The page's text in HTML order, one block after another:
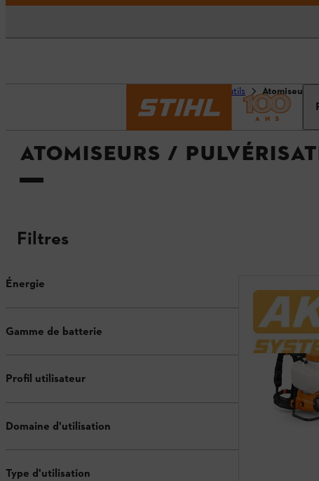
Machines & outils Atomiseurs /
ATOMISEURS /
Filtres
Énergie
Gamme de batterie
Profil utilisateur
Domaine d'utilisation
Type d'utilisation